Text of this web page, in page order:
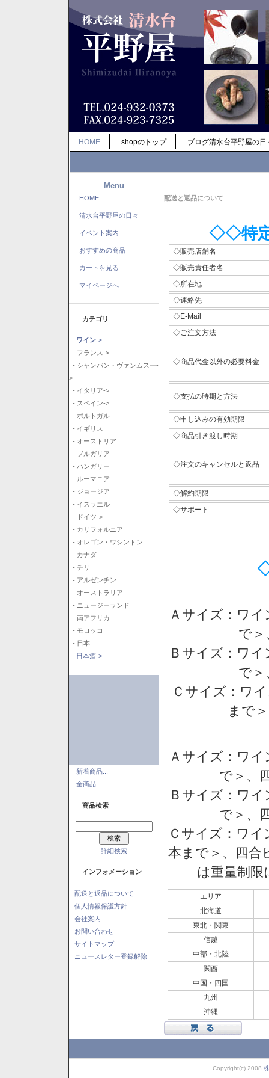
HOME shopのトップ ブログ清水台平野屋の日
Menu
HOME
清水台平野屋の日々
イベント案内
おすすめの商品
カートを見る
マイページへ
カテゴリ
ワイン->
- フランス->
- シャンパン・ヴァンムスー-
>
- イタリア->
- スペイン->
- ポルトガル
- イギリス
- オーストリア
- ブルガリア
- ハンガリー
- ルーマニア
- ジョージア
- イスラエル
- ドイツ->
- カリフォルニア
- オレゴン・ワシントン
- カナダ
- チリ
- アルゼンチン
- オーストラリア
- ニュージーランド
- 南アフリカ
- モロッコ
- 日本
日本酒->
新着商品...
全商品...
商品検索
詳細検索
インフォメーション
配送と返品について
個人情報保護方針
会社案内
お問い合わせ
サイトマップ
ニュースレター登録解除
配送と返品について
◇◇特
◇販売店舗名
◇販売責任者名
◇所在地
◇連絡先
◇E-Mail
◇ご注文方法
◇商品代金以外の必要料金
◇支払の時期と方法
◇申し込みの有効期限
◇商品引き渡し時期
◇注文のキャンセルと返品
◇解約期限
◇サポート
Ａサイズ：ワ
で
Ｂサイズ：ワ
で
Ｃサイズ：ワ
まで
Ａサイズ：ワ
で＞、
Ｂサイズ：ワ
で＞、
Ｃサイズ：ワイ
本まで＞、四
は重量制
エリア
北海道
東北・関東
信越
中部・北陸
関西
中国・四国
九州
沖縄
Copyright(c) 2008